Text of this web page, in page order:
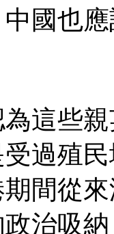
國也
這些
過殖
間從
治吸